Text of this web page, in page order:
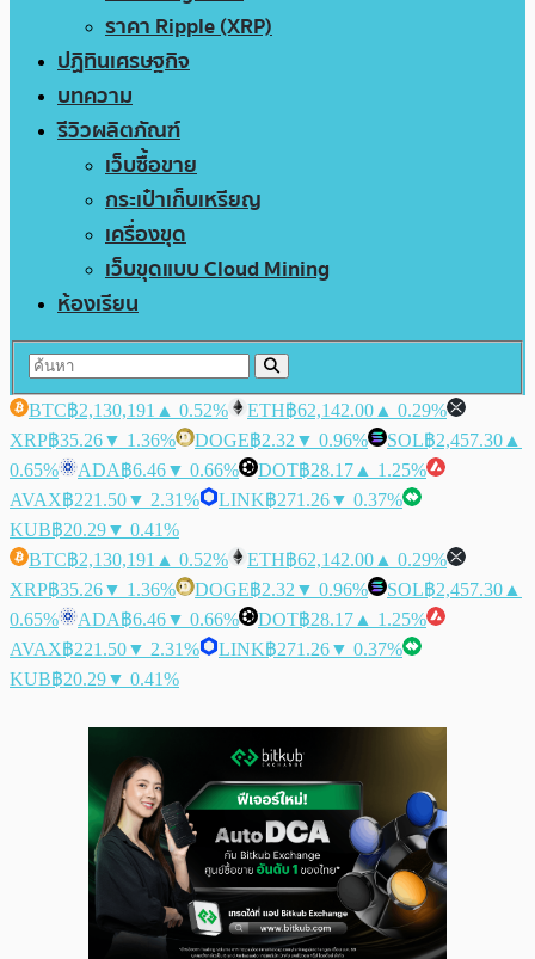
ราคา Ripple (XRP)
ปฏิทินเศรษฐกิจ
บทความ
รีวิวผลิตภัณฑ์
เว็บซื้อขาย
กระเป๋าเก็บเหรียญ
เครื่องขุด
เว็บขุดแบบ Cloud Mining
ห้องเรียน
BTC฿2,130,191 ▲ 0.52% ETH฿62,142.00 ▲ 0.29%
XRP฿35.26▼ 1.36% DOGE฿2.32 ▼ 0.96% SOL฿2,457.30 ▲
0.65%
ADA฿6.46▼ 0.66% DOT฿28.17 ▲ 1.25%
AVAX฿221.50▼ 2.31% LINK฿271.26▼ 0.37%
KUB฿20.29▼ 0.41%
BTC฿2,130,191 ▲ 0.52% ETH฿62,142.00 ▲ 0.29%
XRP฿35.26▼ 1.36% DOGE฿2.32 ▼ 0.96% SOL฿2,457.30 ▲
0.65%
ADA฿6.46▼ 0.66% DOT฿28.17 ▲ 1.25%
AVAX฿221.50▼ 2.31% LINK฿271.26▼ 0.37%
KUB฿20.29▼ 0.41%